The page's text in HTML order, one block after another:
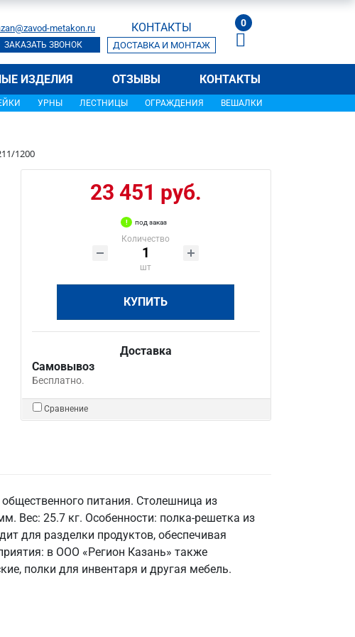
metakon.ru
ЗАКАЗАТЬ ЗВОНОК
КОНТАКТЫ
ДОСТАВКА И МОНТАЖ
0
ИЗДЕЛИЯ ОТЗЫВЫ КОНТАКТЫ
УРНЫ ЛЕСТНИЦЫ ОГРАЖДЕНИЯ ВЕШАЛКИ
1200
23 451 руб.
под заказ
Количество
шт
КУПИТЬ
Доставка
Самовывоз
Бесплатно.
Сравнение
питания. Столешница из
Вес: 25.7 кг. Особенности: полка-решетка из
для разделки продуктов, обеспечивая
в ООО «Регион Казань» также
полки для инвентаря и другая мебель.